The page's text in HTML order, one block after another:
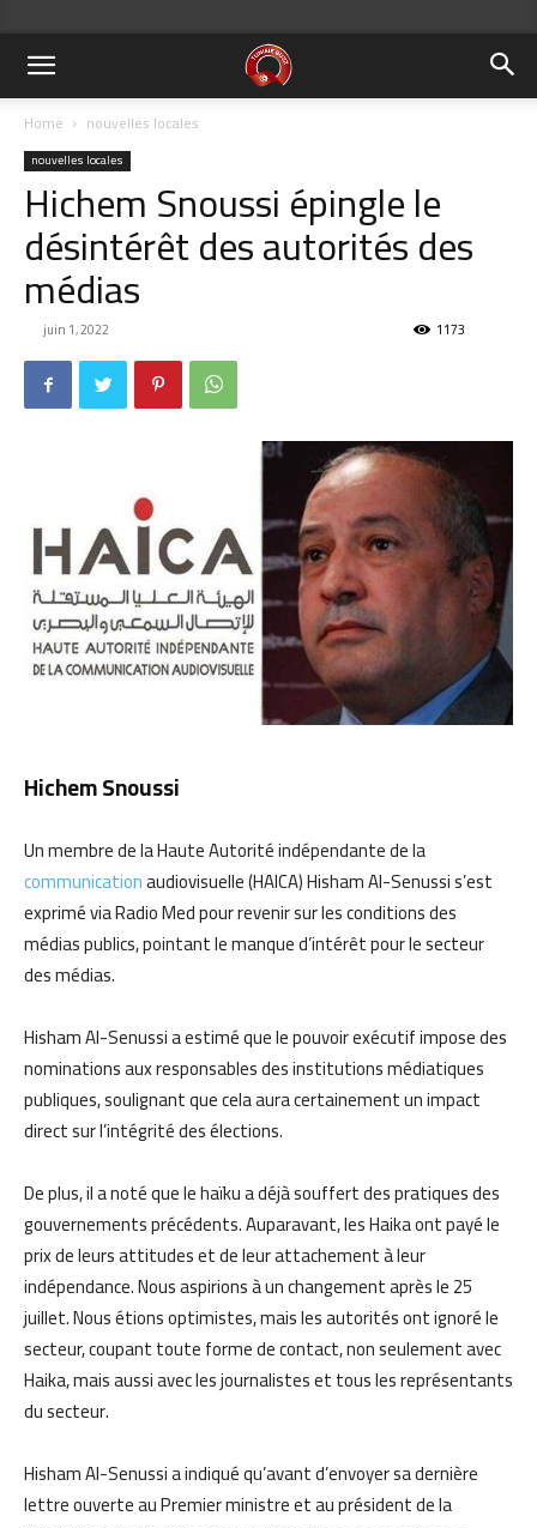
Home nouvelles locales
nouvelles locales
Hichem Snoussi épingle le
désintérêt des autorités des
médias
juin 1, 2022 1173
Hichem Snoussi
Un membre de la Haute Autorité indépendante de la
communicationaudiovisuelle (HAICA) Hisham Al-Senussi s’est
exprimé via Radio Med pour revenir sur les conditions des
médias publics, pointant le manque d’intérêt pour le secteur
des médias.
Hisham Al-Senussi a estimé que le pouvoir exécutif impose des
nominations aux responsables des institutions médiatiques
publiques, soulignant que cela aura certainement un impact
direct sur l’intégrité des élections.
De plus, il a noté que le haïku a déjà souffert des pratiques des
gouvernements précédents. Auparavant, les Haika ont payé le
prix de leurs attitudes et de leur attachement à leur
indépendance. Nous aspirions à un changement après le 25
juillet. Nous étions optimistes, mais les autorités ont ignoré le
secteur, coupant toute forme de contact, non seulement avec
Haika, mais aussi avec les journalistes et tous les représentants
du secteur.
Hisham Al-Senussi a indiqué qu’avant d’envoyer sa dernière
lettre ouverte au Premier ministre et au président de la